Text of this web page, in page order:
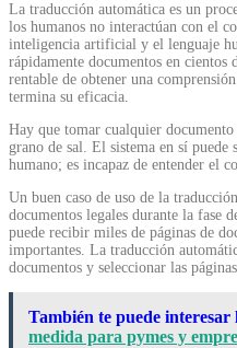
La traducción automática es un
los humanos no interactúan con el
inteligencia artificial y el lenguaje
rápidamente documentos en
rentable de obtener una
termina su eficacia.
Hay que tomar cualquier
grano de sal. El sistema en sí
humano; es incapaz de entender el
Un buen caso de uso de la
documentos legales durante la fase
puede recibir miles de páginas de
importantes. La traducción
documentos y seleccionar las
También te puede interesar
medida para pymes y